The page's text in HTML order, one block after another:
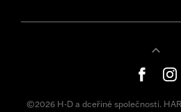
©2026 H-D a dceřiné společnosti.